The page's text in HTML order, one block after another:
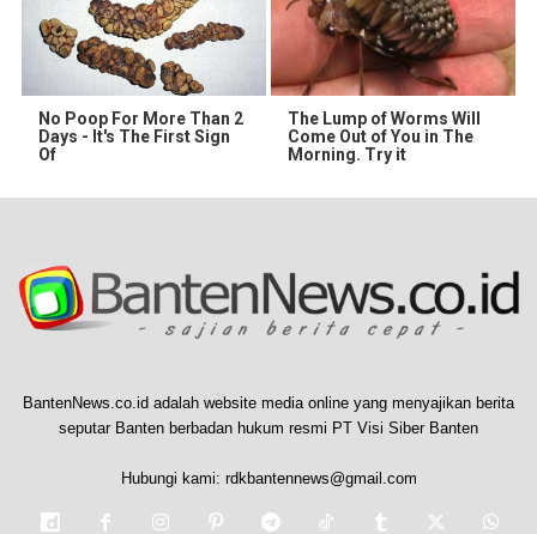
No Poop For More Than 2
Days - It's The First Sign
Of
The Lump of Worms Will
Come Out of You in The
Morning. Try it
BantenNews.co.id adalah website media online yang menyajikan berita
seputar Banten berbadan hukum resmi PT Visi Siber Banten
Hubungi kami: rdkbantennews@gmail.com